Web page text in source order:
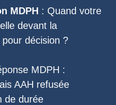
MDPH : Quand votre
devant la
décision ?
MDPH :
AAH refusée
de durée